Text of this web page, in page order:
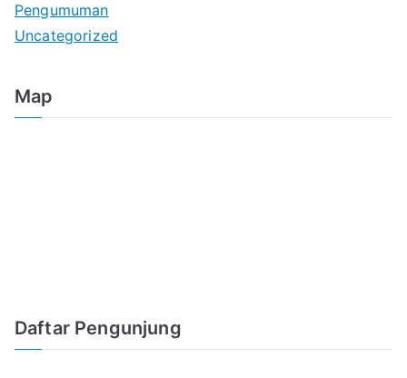
Pengumuman
Uncategorized
Map
Daftar Pengunjung